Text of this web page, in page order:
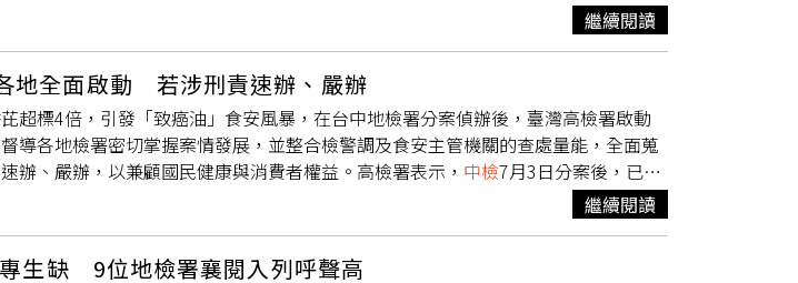
聲押禁見獲准。檢方偵結後，依詐欺取財、業務侵占、行使業務登載不實文書、違
罪，起訴陳昱瑄等17人，李姓掮客則遭發布通緝。檢方表示，專案共查扣現金約
斤黃金，以及RangeRover、賓士等高價車輛，同時扣押相關金融帳戶及不動產，
並向法院聲請沒收犯罪所得約11億1572萬元，全案將由法院審理。據了解，41歲
彰化律師公會理事長、全國律師聯合會理事，也曾擔任台中市及彰化縣政府法律顧
在社群平台分享豪奢生活，不僅駕駛千萬元賓利名車、入住台中「天空樹」豪宅，
，此次涉案，且詐欺金額驚人，在中部法律界引起震撼。台中檢調人員查扣查扣黃
／台中地檢署提供）
，並將LINE更新至14.6.3以上版本；Android手機用戶則需使用Android 8.0以上系
。LINE表示，若目前使用的裝置仍停留在iOS、iPadOS 14.8.1以下，或Android
作業系統，再更新LINE應用程式至最新版本，才能符合持續使用條件。不過，由於
系統更新支援，因此LINE建議這類用戶改用符合最低系統需求的新裝置。除了手機
次調整影響。LINE指出，Apple Watch需搭載watchOS 8.0以上版本，且與其配對
以上，才能維持正常使用。如果Apple Watch目前仍使用watchOS 7.6.2以下版本，
用戶，可透過LINE首頁右上角的「設定」，進入「關於LINE」確認目前使用的
啟「設定」，進入「一般」中的「軟體更新」查看系統版本，Android手機則可在系
方也強調，部分舊手機即使目前仍能正常開啟LINE，但在11月上旬停止支援後，仍可
裝置已無法升級至最低需求版本，建議用戶提前備份聊天紀錄，並確認LINE帳號已
繼續閱讀
地全面啟動 若涉刑責速辦、嚴辦
超標4倍，引發「致癌油」食安風暴，在台中地檢署分案偵辦後，臺灣高檢署啟動
導各地檢署密切掌握案情發展，並整合檢警調及食安主管機關的查處量能，全面蒐
辦、嚴辦，以兼顧國民健康與消費者權益。高檢署表示， 中檢7月3日分案後，已前
檢署則督導各地方檢察署與食品安全主管機關、調查機關及司法警察保持密切聯
情資，掌握問題油品流向、污染範圍及行政查處進度，保持密切聯繫，共同研商後
繼續閱讀
生缺 9位地檢署襄閱入列呼聲高